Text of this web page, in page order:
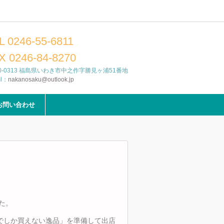
0246-55-6811
0246-84-8270
0313 福島県いわき市中之作字勝見ヶ浦51番地
nakanosaku@outlook.jp
問い合わせ
。
か買えない逸品」を準備して出店